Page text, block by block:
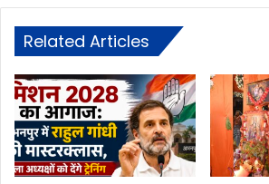
Related Articles